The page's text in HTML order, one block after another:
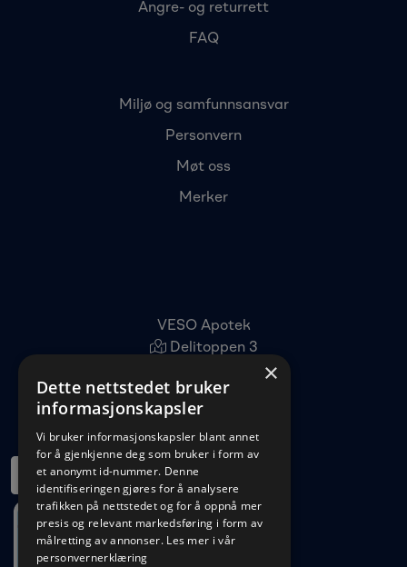
Angre- og returrett
FAQ
Miljø og samfunnsansvar
Personvern
Møt oss
Merker
VESO Apotek
Delitoppen 3
22 96 11 00
kundeservice@veso.no
×
Dette nettstedet bruker
informasjonskapsler
Vi bruker informasjonskapsler blant annet
for å gjenkjenne deg som bruker i form av
et anonymt id-nummer. Denne
identifiseringen gjøres for å analysere
trafikken på nettstedet og for å oppnå mer
presis og relevant markedsføring i form av
målretting av annonser. Les mer i vår
personvernerklæring